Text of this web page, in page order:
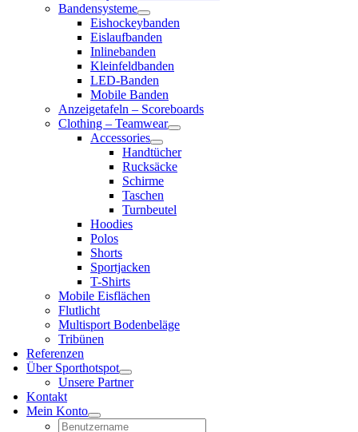
Bandensysteme
Eishockeybanden
Eislaufbanden
Inlinebanden
Kleinfeldbanden
LED-Banden
Mobile Banden
Anzeigetafeln – Scoreboards
Clothing – Teamwear
Accessories
Handtücher
Rucksäcke
Schirme
Taschen
Turnbeutel
Hoodies
Polos
Shorts
Sportjacken
T-Shirts
Mobile Eisflächen
Flutlicht
Multisport Bodenbeläge
Tribünen
Referenzen
Über Sporthotspot
Unsere Partner
Kontakt
Mein Konto
Username: